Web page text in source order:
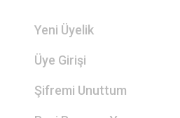
Yeni Üyelik
Üye Girişi
Şifremi Unuttum